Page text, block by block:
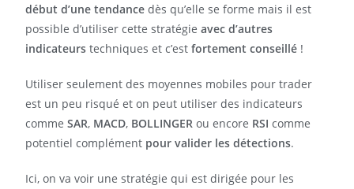
début d’une tendance dès qu’elle se forme mais il est
possible d’utiliser cette stratégieavec d’autres
indicateurs techniques et c’estfortement conseillé !
Utiliser seulement des moyennes mobiles pour trader
est un peu risqué et on peut utiliser des indicateurs
commeSAR, MACD, BOLLINGER ou encore RSI comme
potentiel complément pour valider les détections.
Ici, on va voir une stratégie qui est dirigée pour les